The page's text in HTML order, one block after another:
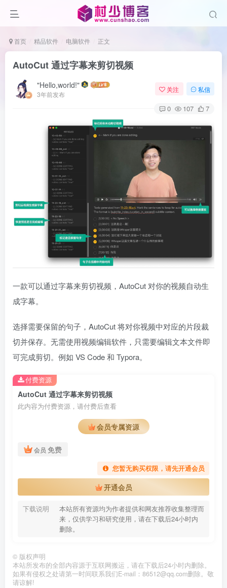
首页 精品软件 电脑软件 正文
AutoCut 通过字幕来剪切视频
"Hello,world!"
3年前发布
关注 私信
0 107 7
一款可以通过字幕来剪切视频，AutoCut 对你的视频自动生
成字幕。
选择需要保留的句子，AutoCut 将对你视频中对应的片段裁
切并保存。无需使用视频编辑软件，只需要编辑文本文件即
可完成剪切。例如 VS Code 和 Typora。
AutoCut 通过字幕来剪切视频
此内容为付费资源，请付费后查看
会员专属资源
会员 免费
您暂无购买权限，请先开通会员
开通会员
下载说明
本站所有资源均为作者提供和网友推荐收集整理而
来，仅供学习和研究使用，请在下载后24小时内
删除。
付费资源
© 版权声明
本站所发布的全部内容源于互联网搬运，请在下载后24小时内删除。
如果有侵权之处请第一时间联系我们E-mail：86512@qq.com删除。敬
请谅解!